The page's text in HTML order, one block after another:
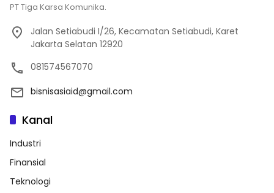
PT Tiga Karsa Komunika.
Jalan Setiabudi I/26, Kecamatan Setiabudi, Karet
Jakarta Selatan 12920
081574567070
bisnisasiaid@gmail.com
Kanal
Industri
Finansial
Teknologi